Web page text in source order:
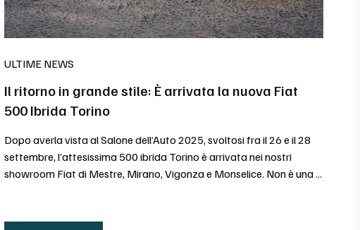
ULTIME NEWS
Il ritorno in grande stile: È arrivata la nuova Fiat
500 Ibrida Torino
Dopo averla vista al Salone dell’Auto 2025, svoltosi fra il 26 e il 28
settembre, l’attesissima 500 ibrida Torino è arrivata nei nostri
showroom Fiat di Mestre, Mirano, Vigonza e Monselice. Non è una ...